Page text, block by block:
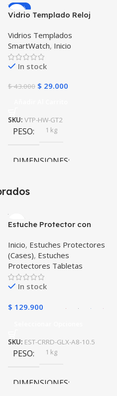
-33%
Vidrio Templado Reloj
Huawei Gt2 46mm X2
Unidades
Vidrios Templados
SmartWatch, Inicio
In stock
$43.000 $ 29.000
SKU: VTP-HW-GT2
PESO 1 kg
DIMENSIONES
20 × 20 × 20 cm
Estuche Protector con
Tablet Samsung Galaxy
Tab A8 10.5 2021 – 2022
SM-x200 SM-x205 Anti
golpes con soporte
Inicio, Estuches Protectores
(Cases), Estuches
Protectores Tabletas
In stock
$ 129.900
SKU: EST-CRRD-GLX-A8-10.5
PESO 1 kg
DIMENSIONES